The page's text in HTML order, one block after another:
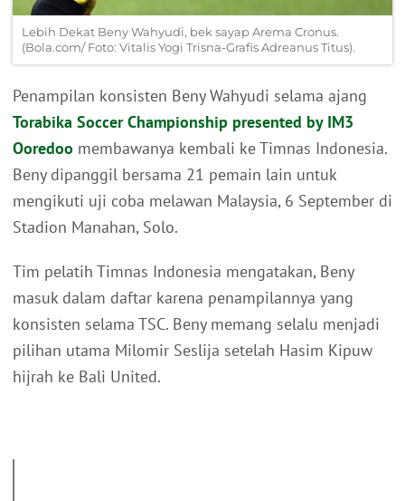
Lebih Dekat Beny Wahyudi, bek sayap Arema Cronus.
(Bola.com/ Foto: Vitalis Yogi Trisna-Grafis Adreanus Titus).
Penampilan konsisten Beny Wahyudi selama ajang
Torabika Soccer Championship presented by IM3
Ooredoo membawanya kembali ke Timnas Indonesia.
Beny dipanggil bersama 21 pemain lain untuk
mengikuti uji coba melawan Malaysia, 6 September di
Stadion Manahan, Solo.
Tim pelatih Timnas Indonesia mengatakan, Beny
masuk dalam daftar karena penampilannya yang
konsisten selama TSC. Beny memang selalu menjadi
pilihan utama Milomir Seslija setelah Hasim Kipuw
hijrah ke Bali United.